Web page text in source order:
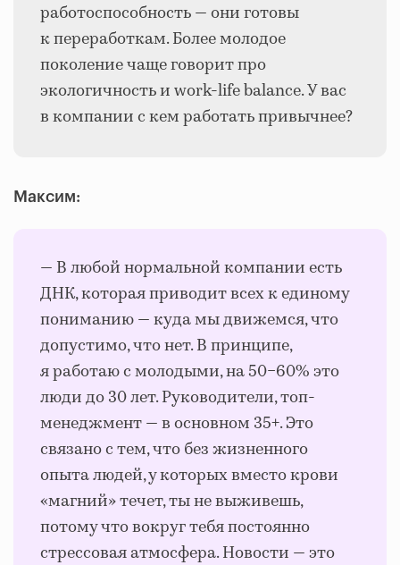
работоспособность — они готовы
к переработкам. Более молодое
поколение чаще говорит про
экологичность и work-life balance. У вас
в компании с кем работать привычнее?
Максим:
— В любой нормальной компании есть
ДНК, которая приводит всех к единому
пониманию — куда мы движемся, что
допустимо, что нет. В принципе,
я работаю с молодыми, на 50−60% это
люди до 30 лет. Руководители, топ-
менеджмент — в основном 35+. Это
связано с тем, что без жизненного
опыта людей, у которых вместо крови
«магний» течет, ты не выживешь,
потому что вокруг тебя постоянно
стрессовая атмосфера. Новости — это